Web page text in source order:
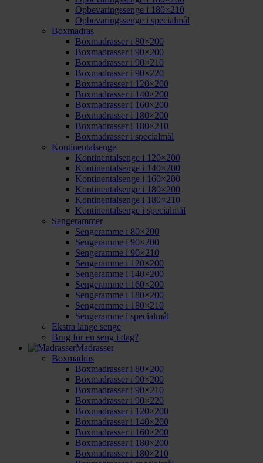
Opbevaringssenge i 180×210
Opbevaringssenge i specialmål
Boxmadras
Boxmadrasser i 80×200
Boxmadrasser i 90×200
Boxmadrasser i 90×210
Boxmadrasser i 90×220
Boxmadrasser i 120×200
Boxmadrasser i 140×200
Boxmadrasser i 160×200
Boxmadrasser i 180×200
Boxmadrasser i 180×210
Boxmadrasser i specialmål
Kontinentalsenge
Kontinentalsenge i 120×200
Kontinentalsenge i 140×200
Kontinentalsenge i 160×200
Kontinentalsenge i 180×200
Kontinentalsenge i 180×210
Kontinentalsenge i specialmål
Sengerammer
Sengeramme i 80×200
Sengeramme i 90×200
Sengeramme i 90×210
Sengeramme i 120×200
Sengeramme i 140×200
Sengeramme i 160×200
Sengeramme i 180×200
Sengeramme i 180×210
Sengeramme i specialmål
Ekstra lange senge
Brug for en seng i dag?
Madrasser
Boxmadras
Boxmadrasser i 80×200
Boxmadrasser i 90×200
Boxmadrasser i 90×210
Boxmadrasser i 90×220
Boxmadrasser i 120×200
Boxmadrasser i 140×200
Boxmadrasser i 160×200
Boxmadrasser i 180×200
Boxmadrasser i 180×210